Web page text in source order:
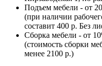
Подъем мебели - от
(при наличии
составит 400 р. Без
Сборка мебели - от
(стоимость сборки
менее 2100 р.)